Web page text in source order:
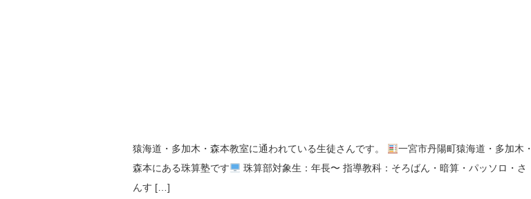
猿海道・多加木・森本教室に通われている生徒さんです。
一宮市丹陽町猿海道・多加木・
森本にある珠算塾です
珠算部対象生：年長〜 指導教科：そろばん・暗算・パッソロ・さ
んす […]